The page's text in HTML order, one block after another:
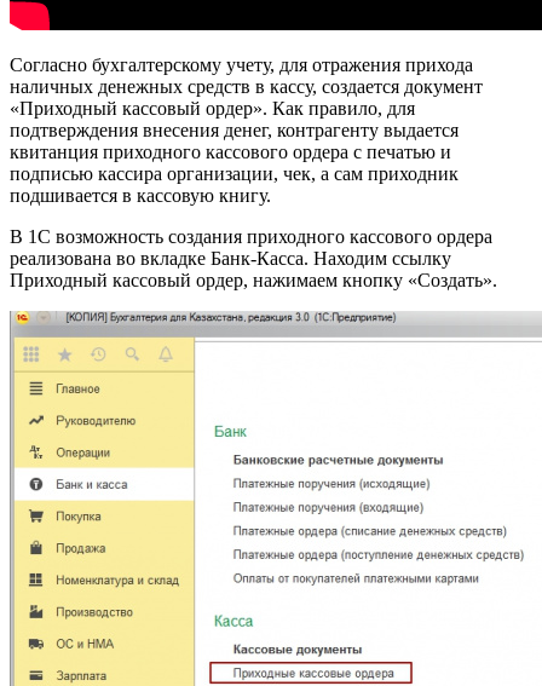
Согласно бухгалтерскому учету, для отражения прихода
наличных денежных средств в кассу, создается документ
«Приходный кассовый ордер». Как правило, для
подтверждения внесения денег, контрагенту выдается
квитанция приходного кассового ордера с печатью и
подписью кассира организации, чек, а сам приходник
подшивается в кассовую книгу.
В 1С возможность создания приходного кассового ордера
реализована во вкладке Банк-Касса. Находим ссылку
Приходный кассовый ордер, нажимаем кнопку «Создать».